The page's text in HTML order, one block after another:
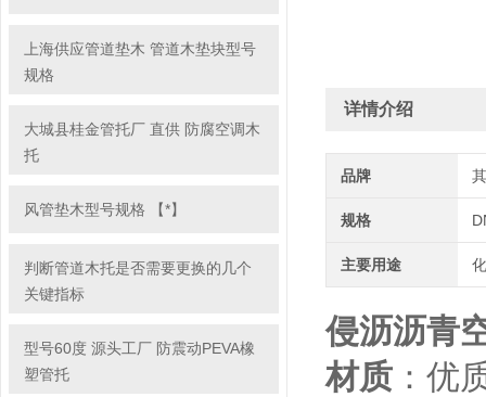
上海供应管道垫木 管道木垫块型号
规格
大城县桂金管托厂 直供 防腐空调木
托
风管垫木型号规格 【*】
判断管道木托是否需要更换的几个
关键指标
型号60度 源头工厂 防震动PEVA橡
塑管托
详情介绍
品牌
规格
主要用途
侵沥沥青
材质 ：优